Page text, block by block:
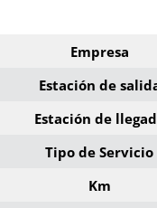
Empresa
Estación de
Estación de
Tipo de Servicio
Km